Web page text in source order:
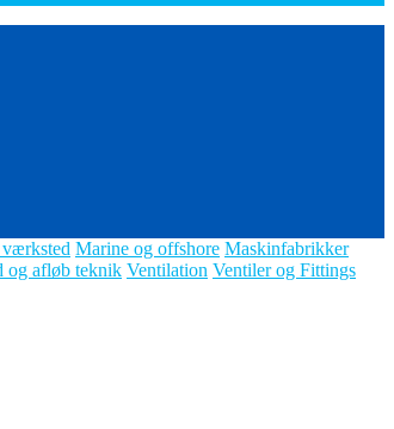
Marine og offshore Maskinfabrikker
og afløb teknik Ventilation Ventiler og Fittings